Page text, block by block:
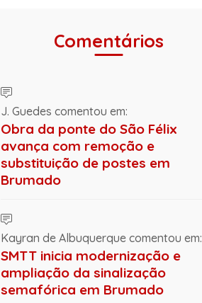
Comentários
J. Guedes comentou em:
Obra da ponte do São Félix
avança com remoção e
substituição de postes em
Brumado
Kayran de Albuquerque comentou em:
SMTT inicia modernização e
ampliação da sinalização
semafórica em Brumado